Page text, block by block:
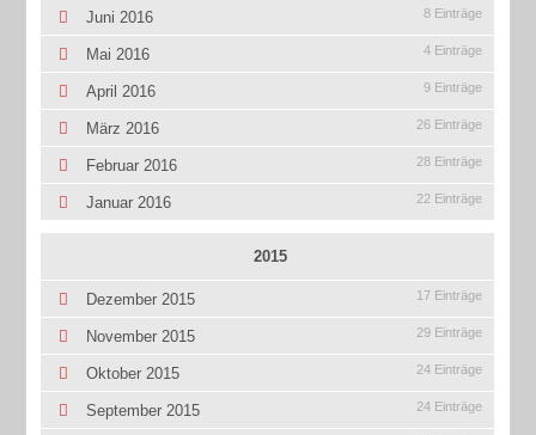
Juni 2016 8 Einträge
Mai 2016 4 Einträge
April 2016 9 Einträge
März 2016 26 Einträge
Februar 2016 28 Einträge
Januar 2016 22 Einträge
2015
Dezember 2015 17 Einträge
November 2015 29 Einträge
Oktober 2015 24 Einträge
September 2015 24 Einträge